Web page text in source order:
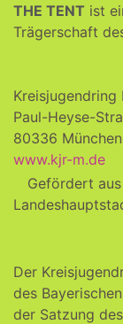
THE TENT ist
Trägerschaft
Kreisjugendring
Paul-Heyse-
80336 München
www.kjr-m.de
Gefördert
Der
des
der Satzung